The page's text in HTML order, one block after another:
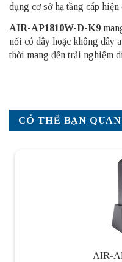
dụng cơ sở hạ tầng cáp hiện
AIR-AP1810W-D-K9
nối có dây hoặc không dây
thời mang đến trải nghiệm
CÓ THỂ BẠN
AIR-